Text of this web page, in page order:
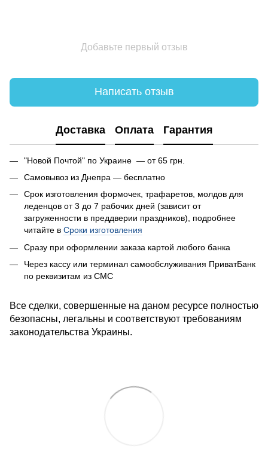
Добавьте первый отзыв
Написать отзыв
Доставка Оплата Гарантия
"Новой Почтой" по Украине — от 65 грн.
Самовывоз из Днепра — бесплатно
Срок изготовления формочек, трафаретов, молдов для
леденцов от 3 до 7 рабочих дней (зависит от
загруженности в преддверии праздников), подробнее
читайте в Сроки изготовления
Сразу при оформлении заказа картой любого банка
Через кассу или терминал самообслуживания ПриватБанк
по реквизитам из СМС
Все сделки, совершенные на даном ресурсе полностью
безопасны, легальны и соответствуют требованиям
законодательства Украины.